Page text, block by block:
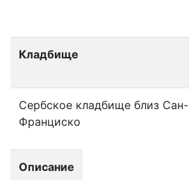
Кладбище
Сербское кладбище близ Сан-
Франциско
Описание